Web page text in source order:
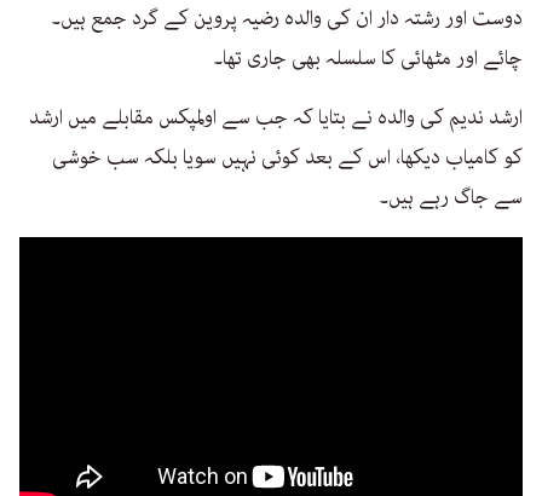
دوست اور رشتہ دار ان کی والدہ رضیہ پروین کے گرد جمع ہیں۔
چائے اور مٹھائی کا سلسلہ بھی جاری تھا۔
ارشد ندیم کی والدہ نے بتایا کہ جب سے اولمپکس مقابلے میں ارشد
کو کامیاب دیکھا، اس کے بعد کوئی نہیں سویا بلکہ سب خوشی
سے جاگ رہے ہیں۔